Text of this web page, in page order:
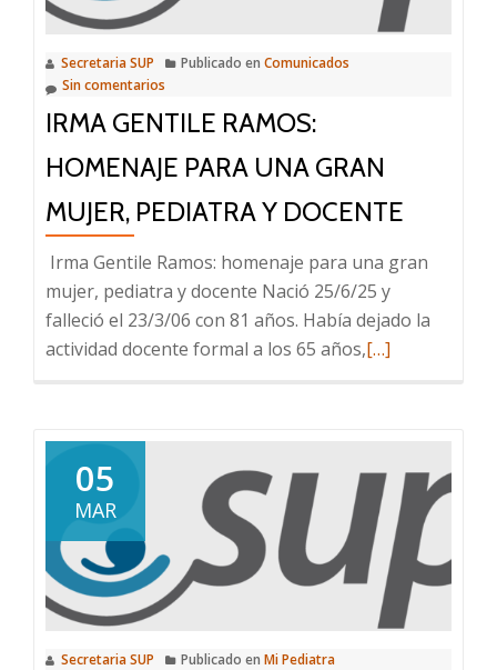
adolescentes
Secretaria SUP Publicado en Comunicados
Sin comentarios
IRMA GENTILE RAMOS:
HOMENAJE PARA UNA GRAN
MUJER, PEDIATRA Y DOCENTE
Irma Gentile Ramos: homenaje para una gran
mujer, pediatra y docente Nació 25/6/25 y
falleció el 23/3/06 con 81 años. Había dejado la
actividad docente formal a los 65 años,Leer
Ramos:
homenaje
para
una
gran
mujer,
[…]
05
MAR
Secretaria SUP Publicado en Mi Pediatra